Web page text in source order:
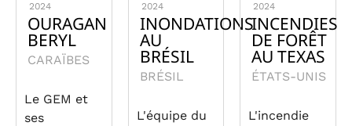
2024
OURAGAN
BERYL
CARAÏBES
Le GEM et
ses
2024
INONDATIONS
AU
BRÉSIL
BRÉSIL
L'équipe du
2024
INCENDIES
DE FORÊT
AU TEXAS
ÉTATS-UNIS
L'incendie